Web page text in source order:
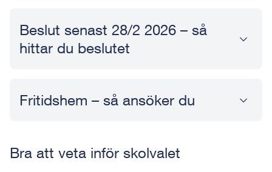
Beslut senast 28/2 2026 – så
hittar du beslutet
Fritidshem – så ansöker du
Bra att veta inför skolvalet